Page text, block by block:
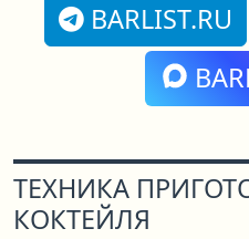
BARLIST.RU
ТЕХНИКА
КОКТЕЙЛЯ